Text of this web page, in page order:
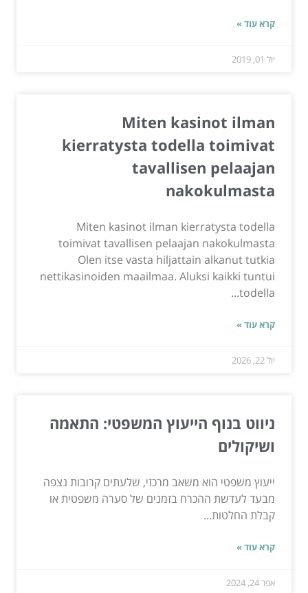
קרא עוד »
יול 01, 2019
Miten kasinot ilman
kierratysta todella toimivat
tavallisen pelaajan
nakokulmasta
Miten kasinot ilman kierratysta todella
toimivat tavallisen pelaajan nakokulmasta
Olen itse vasta hiljattain alkanut tutkia
nettikasinoiden maailmaa. Aluksi kaikki tuntui
todella...
קרא עוד »
יול 22, 2026
ניווט בנוף הייעוץ המשפטי: התאמה
ושיקולים
ייעוץ משפטי הוא משאב מרכזי, שלעתים קרובות נצפה
מבעד לעדשת ההכרח בזמנים של סערה משפטית או
קבלת החלטות...
קרא עוד »
אפר 24, 2024